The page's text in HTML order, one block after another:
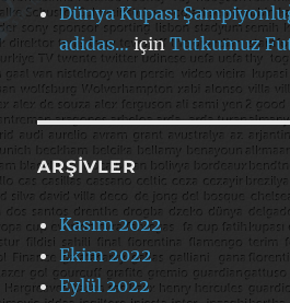
Dünya Kupası
adidas… içinTutkumuz
ARŞIVLER
Kasım 2022
Ekim 2022
Eylül 2022